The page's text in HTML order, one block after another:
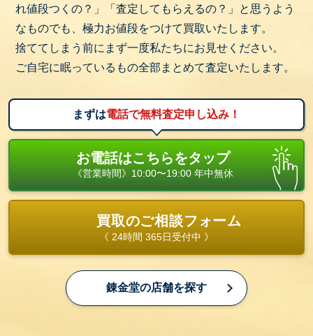
れ値段つくの？」「査定してもらえるの？」と思うよう
なものでも、極力お値段をつけて買取いたします。
捨ててしまう前にまず一度私たちにお見せください。
ご自宅に眠っているもの全部まとめて査定いたします。
まずは電話で無料査定申し込み！
お電話はこちらをタップ
《営業時間》10:00〜19:00 年中無休
買取のご相談フォーム
《 24時間 365日受付中 》
錬金堂の店舗を探す